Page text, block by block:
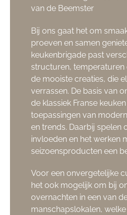
van de Beemster
Bij ons gaat het om
proeven en samen
keukenbrigade past
structuren, temperaturen
de mooiste creaties, die
verrassen. De basis van
de klassiek Franse
toepassingen van
en trends. Daarbij spelen
invloeden en het werken
seizoensproducten een
Voor een onvergetelijke
het ook mogelijk om bij
overnachten in een van
manschapslokalen,